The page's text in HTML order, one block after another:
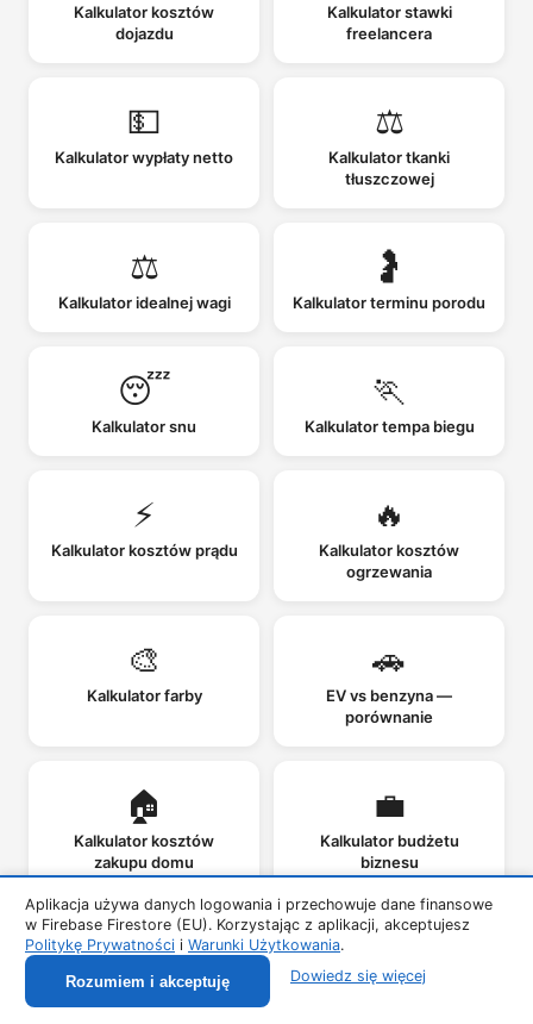
Kalkulator kosztów
dojazdu
Kalkulator stawki
freelancera
💵
Kalkulator wypłaty netto
⚖️
Kalkulator tkanki
tłuszczowej
⚖️
Kalkulator idealnej wagi
🤰
Kalkulator terminu porodu
😴
Kalkulator snu
🏃
Kalkulator tempa biegu
⚡
Kalkulator kosztów prądu
🔥
Kalkulator kosztów
ogrzewania
🎨
Kalkulator farby
🚗
EV vs benzyna —
porównanie
🏠
Kalkulator kosztów
zakupu domu
💼
Kalkulator budżetu
biznesu
📦
Kalkulator COGS Kalkulator Cash Flow
Aplikacja używa danych logowania i przechowuje dane finansowe
w Firebase Firestore (EU). Korzystając z aplikacji, akceptujesz
Politykę Prywatności i Warunki Użytkowania.
Rozumiem i akceptuję Dowiedz się więcej